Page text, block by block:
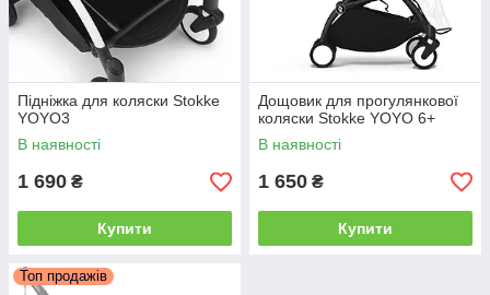
Підніжка для коляски Stokke
YOYO3
В наявності
1 690 ₴
Купити
Дощовик для прогулянкової
коляски Stokke YOYO 6+
В наявності
1 650 ₴
Купити
Топ продажів